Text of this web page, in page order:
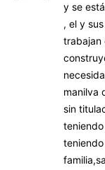
y se
, el y
trabajan
manilva
sin